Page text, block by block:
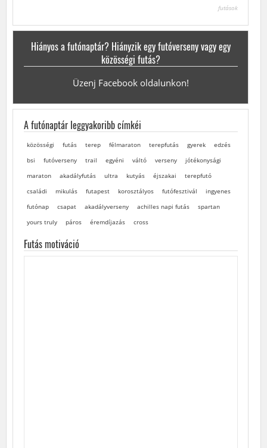
futások
Hiányos a futónaptár? Hiányzik egy futóverseny vagy egy
közösségi futás?
Üzenj Facebook oldalunkon!
A futónaptár leggyakoribb címkéi
közösségi futás terep félmaraton terepfutás gyerek
edzés
bsi
futóverseny trail egyéni váltó verseny
jótékonysági
maraton
akadályfutás ultra kutyás éjszakai
terepfutó
családi
mikulás futapest korosztályos futófesztivál
ingyenes
futónap
csapat akadályverseny achilles napi futás
spartan
yours truly
páros éremdíjazás cross
Futás motiváció